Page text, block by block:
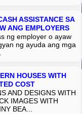
ASSISTANCE SA
ANG EMPLOYERS
ng employer o ayaw
ng ayuda ang mga
HOUSES WITH
COST
AND DESIGNS WITH
IMAGES WITH
BEA...